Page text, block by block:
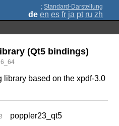
; Standard-Darstellung
de en es fr ja pt ru zh
(Qt5 bindings)
library based on the xpdf-3.0
poppler23_qt5